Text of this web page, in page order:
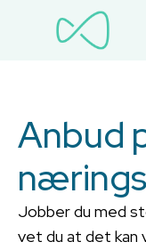
Anbud
Jobber du med
vet du at det kan